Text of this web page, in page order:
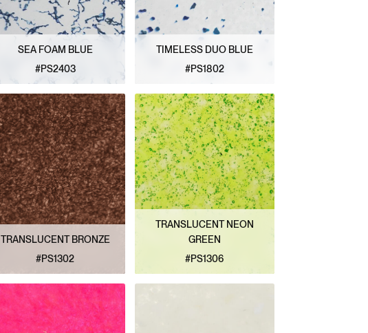
SEA FOAM BLUE
#PS2403
VER PATRÓN
TIMELESS DUO BLUE
#PS1802
VER PATRÓN
TRANSLUCENT BRONZE
#PS1302
VER PATRÓN
TRANSLUCENT NEON
GREEN
#PS1306
VER PATRÓN